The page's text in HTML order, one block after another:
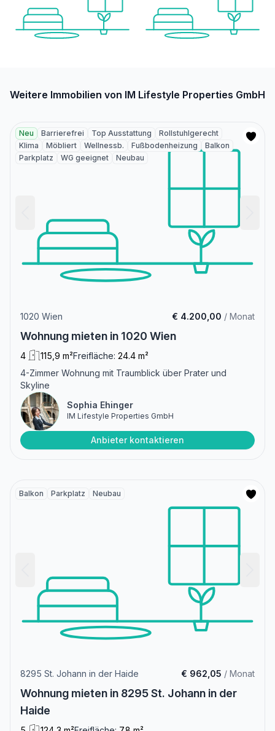
Weitere Immobilien von IM Lifestyle Properties GmbH
Neu Barrierefrei Top Ausstattung
Rollstuhlgerecht
Klima
Möbliert Wellnessb. Fußbodenheizung
Balkon
Parkplatz
WG geeignet Neubau
1020 Wien € 4.200,00 / Monat
Wohnung mieten in 1020 Wien
4 115,9 m²Freifläche: 24.4 m²
4-Zimmer Wohnung mit Traumblick über Prater und
Skyline
Sophia Ehinger
IM Lifestyle Properties GmbH
Anbieter kontaktieren
Balkon Parkplatz Neubau
8295 St. Johann in der Haide € 962,05 / Monat
Wohnung mieten in 8295 St. Johann in der
Haide